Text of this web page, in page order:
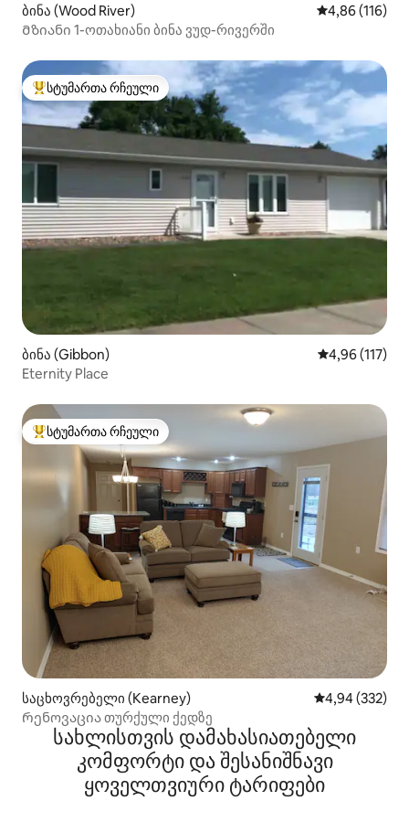
ბინა (Wood River) საშუალო
4,86 (116)
Მზიანი 1-ოთახიანი ბინა ვუდ-რივერში
სტუმართა რჩეული მოწინავე ვარიანტი
სტუმართა რჩეული
ბინა (Gibbon) საშუალო
4,96 (117)
Eternity Place
სტუმართა რჩეული მოწინავე ვარიანტი
სტუმართა რჩეული
საცხოვრებელი (Kearney) საშუალო
4,94 (332)
Რენოვაცია თურქული ქედზე
სახლისთვის დამახასიათებელი
კომფორტი და შესანიშნავი
ყოველთვიური ტარიფები